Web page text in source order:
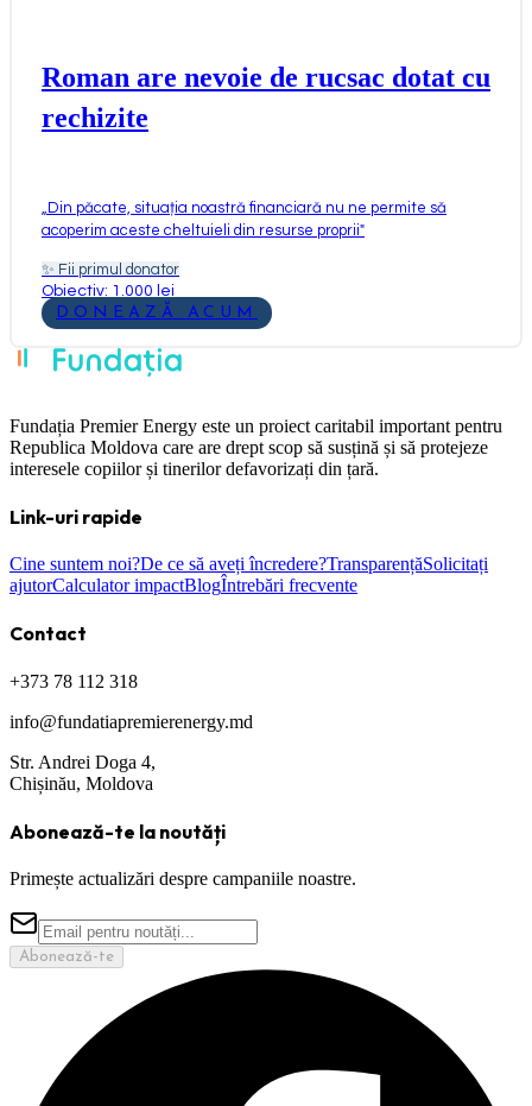
Roman are nevoie de rucsac dotat cu
rechizite
Din păcate, situația noastră financiară nu ne permite să
acoperim aceste cheltuieli din resurse proprii"
✨ Fii primul donator
Obiectiv: 1.000 lei
DONEAZĂ ACUM
Fundația Premier Energy este un proiect caritabil important pentru
Republica Moldova care are drept scop să susțină și să protejeze
interesele copiilor și tinerilor defavorizați din țară.
Link-uri rapide
Cine suntem noi?De ce să aveți încredere?TransparențăSolicitați
ajutorCalculator impactBlogÎntrebări frecvente
Contact
+373 78 112 318
info@fundatiapremierenergy.md
Str. Andrei Doga 4,
Chișinău, Moldova
Abonează-te la noutăți
Primește actualizări despre campaniile noastre.
Abonează-te